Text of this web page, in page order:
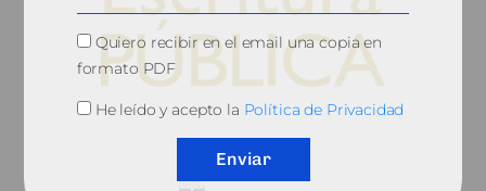
© 2010, Consejo General del Notariado
Quiero recibir en el email una copia en
formato PDF
He leído y acepto la Política de Privacidad
Enviar